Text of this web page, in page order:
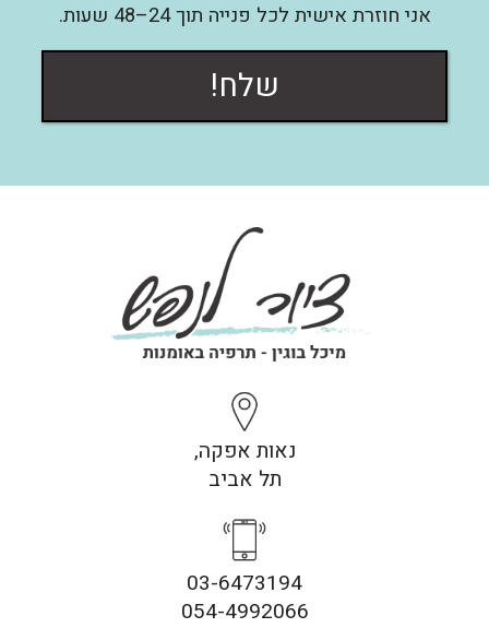
אני חוזרת אישית לכל פנייה תוך 24–48 שעות.
שלח!
נאות אפקה,
תל אביב
03-6473194
054-4992066